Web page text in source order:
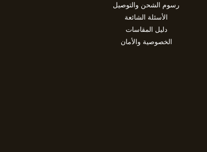
رسوم الشحن والتوصيل
الأسئلة الشائعة
دليل المقاسات
الخصوصية والأمان